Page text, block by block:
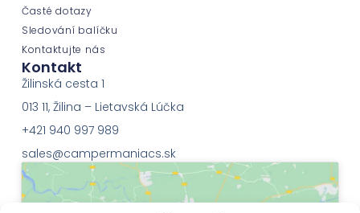
Časté dotazy
Sledování balíčku
Kontaktujte nás
Kontakt
Žilinská cesta 1
013 11, Žilina – Lietavská Lúčka
+421 940 997 989
sales@campermaniacs.sk